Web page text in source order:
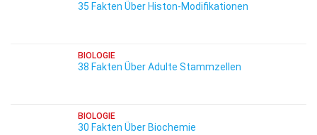
35 Fakten Über Histon-Modifikationen
BIOLOGIE
38 Fakten Über Adulte Stammzellen
BIOLOGIE
30 Fakten Über Biochemie